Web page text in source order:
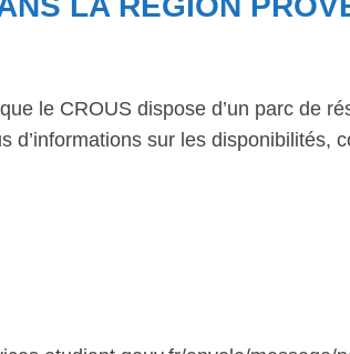
le CROUS dispose d’un parc de
d’informations sur les disponibilités,